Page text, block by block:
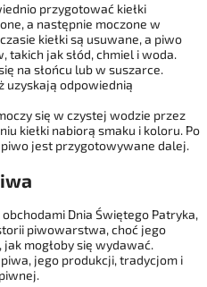
przygotować kiełki
a następnie moczone w
kiełki są usuwane, a piwo
takich jak słód, chmiel i woda.
na słońcu lub w suszarce.
uzyskają odpowiednią
się w czystej wodzie przez
kiełki nabiorą smaku i koloru. Po
piwo jest przygotowywane dalej.
Dnia Świętego Patryka,
piwowarstwa, choć jego
mogłoby się wydawać.
jego produkcji, tradycjom i